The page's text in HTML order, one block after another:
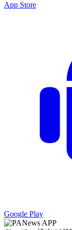
App Store
Google Play